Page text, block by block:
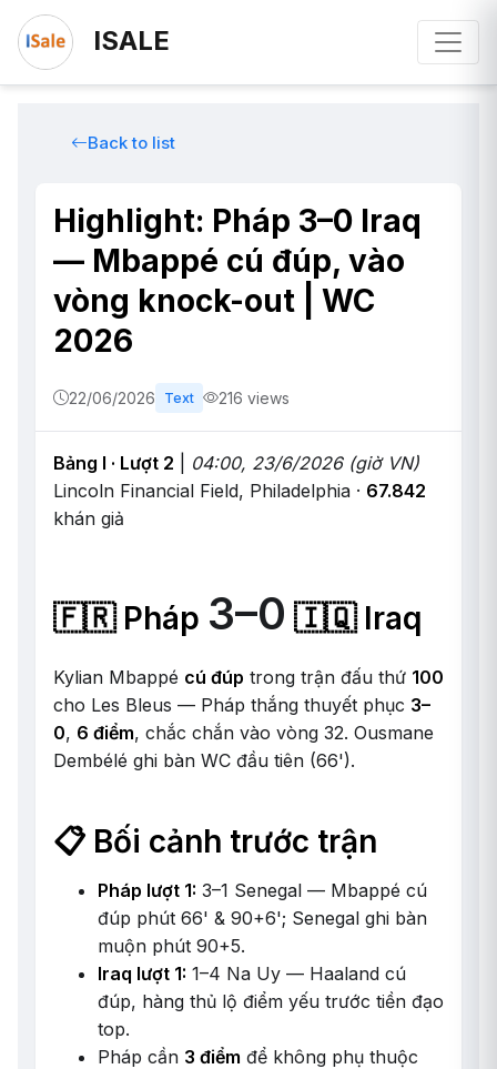
ISALE
Back to list
Highlight: Pháp 3–0 Iraq
— Mbappé cú đúp, vào
vòng knock-out | WC
2026
22/06/2026 Text 216 views
Bảng I · Lượt 2
04:00, 23/6/2026 (giờ VN)
Lincoln Financial Field, Philadelphia · 67.842
khán giả
🇫🇷 Pháp 3–0 🇮🇶 Iraq
Kylian Mbappé cú đúp trong trận đấu thứ 100
cho Les Bleus — Pháp thắng thuyết phục 3–
0, 6 điểm, chắc chắn vào vòng 32. Ousmane
Dembélé ghi bàn WC đầu tiên (66').
📋 Bối cảnh trước trận
Pháp lượt 1: 3–1 Senegal — Mbappé cú
đúp phút 66' & 90+6'; Senegal ghi bàn
muộn phút 90+5.
Iraq lượt 1: 1–4 Na Uy — Haaland cú
đúp, hàng thủ lộ điểm yếu trước tiền đạo
top.
Pháp cần 3 điểm để không phụ thuộc